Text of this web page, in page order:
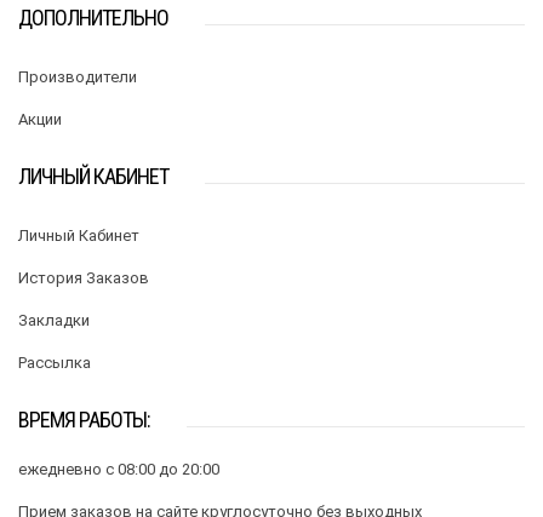
ДОПОЛНИТЕЛЬНО
Производители
Акции
ЛИЧНЫЙ КАБИНЕТ
Личный Кабинет
История Заказов
Закладки
Рассылка
ВРЕМЯ РАБОТЫ:
ежедневно с 08:00 до 20:00
Прием заказов на сайте круглосуточно без выходных